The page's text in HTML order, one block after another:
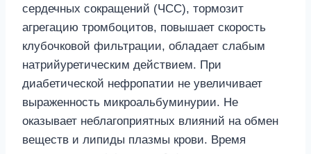
сердечных сокращений (ЧСС), тормозит
агрегацию тромбоцитов, повышает скорость
клубочковой фильтрации, обладает слабым
натрийуретическим действием. При
диабетической нефропатии не увеличивает
выраженность микроальбуминурии. Не
оказывает неблагоприятных влияний на обмен
веществ и липиды плазмы крови. Время